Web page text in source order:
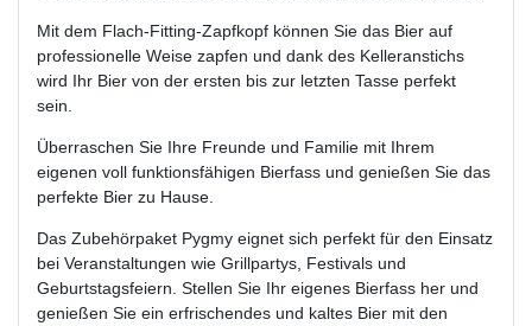
Mit dem Flach-Fitting-Zapfkopf können Sie das Bier auf
professionelle Weise zapfen und dank des Kelleranstichs
wird Ihr Bier von der ersten bis zur letzten Tasse perfekt
sein.
Überraschen Sie Ihre Freunde und Familie mit Ihrem
eigenen voll funktionsfähigen Bierfass und genießen Sie das
perfekte Bier zu Hause.
Das Zubehörpaket Pygmy eignet sich perfekt für den Einsatz
bei Veranstaltungen wie Grillpartys, Festivals und
Geburtstagsfeiern. Stellen Sie Ihr eigenes Bierfass her und
genießen Sie ein erfrischendes und kaltes Bier mit den